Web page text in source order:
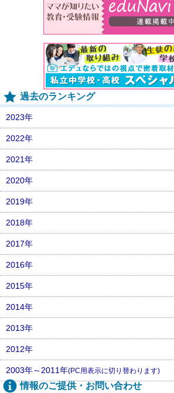
過去のランキング
2023年
2022年
2021年
2020年
2019年
2018年
2017年
2016年
2015年
2014年
2013年
2012年
2003年～2011年(PC用表示に切り替わります)
情報のご提供・お問い合わせ